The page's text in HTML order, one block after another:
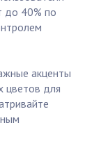
до 40% по
акценты
цветов для